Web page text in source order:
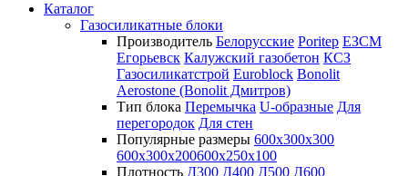
Каталог
Газосиликатные блоки
Производитель Белорусские Poritep ЕЗСМ
Егорьевск Калужский газобетон КСЗ
Газосиликатстрой Euroblock Bonolit
Aerostone (Bonolit Дмитров)
Тип блока Перемычка U-образные Для
перегородок Для стен
Популярные размеры 600х300х300
600х300х200600х250х100
Плотность Д300 Д400 Д500 Д600